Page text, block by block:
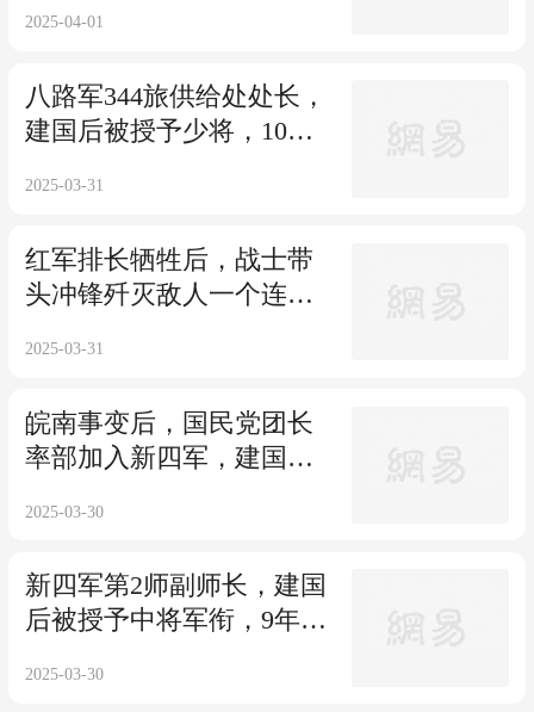
2025-04-01
八路军344旅供给处处长，
建国后被授予少将，10年
2025-03-31
红军排长牺牲后，战士带
头冲锋歼灭敌人一个连，
2025-03-31
皖南事变后，国民党团长
率部加入新四军，建国后
2025-03-30
新四军第2师副师长，建国
后被授予中将军衔，9年后
2025-03-30